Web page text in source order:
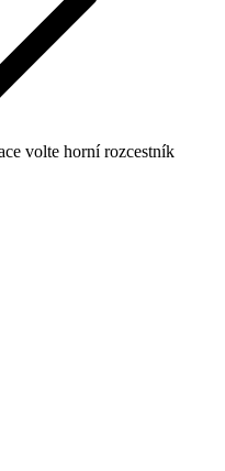
volte horní rozcestník